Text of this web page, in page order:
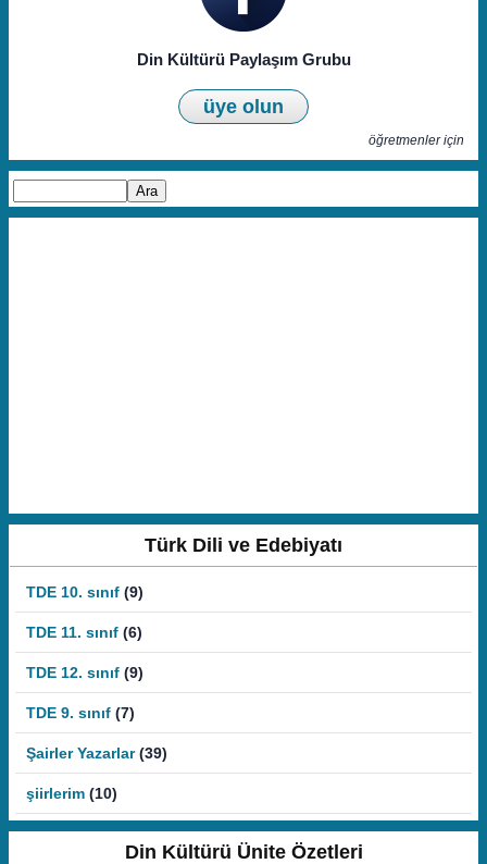
Din Kültürü Paylaşım Grubu
üye olun
öğretmenler için
Türk Dili ve Edebiyatı
TDE 10. sınıf (9)
TDE 11. sınıf (6)
TDE 12. sınıf (9)
TDE 9. sınıf (7)
Şairler Yazarlar (39)
şiirlerim (10)
Din Kültürü Ünite Özetleri